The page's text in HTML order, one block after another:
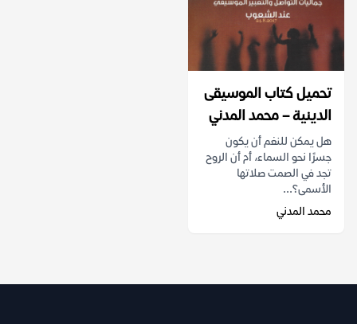
تحميل كتاب الموسيقى
الدينية – محمد المدني
هل يمكن للنغم أن يكون
جسرًا نحو السماء، أم أن الروح
تجد في الصمت صلاتها
الأسمى؟...
محمد المدني